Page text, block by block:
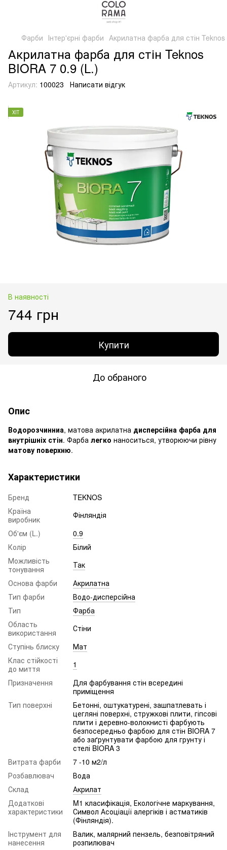
Фарби Інтер'єрні фарби Акрилатна фарба для стін
Акрилатна фарба для стін Teknos
BIORA 7 0.9 (L.)
Артикул: 100023 Написати відгук
ХІТ
В наявності
744 грн
Купити
До обраного
Опис
Водорозчинниа, матова акрилатна дисперсійна фарба для
внутрішніх стін. Фарба легко наноситься, утворюючи рівну
матову поверхню.
Характеристики
Бренд
TEKNOS
Країна
виробник
Фінляндія
Об'єм (L.)
0.9
Колір
Білий
Можливість
тонування
Так
Основа фарби
Акрилатна
Тип фарби
Водо-дисперсійна
Тип
Фарба
Область
використання
Стіни
Ступінь блиску
Мат
Клас стійкості
до миття
1
Призначення
Для фарбування стін всередині
приміщення
Тип поверхні
Бетонні, оштукатурені, зашпатлевать і
цегляні поверхні, стружкові плити, гіпсові
плити і деревно-волокнисті фарбують
безпосередньо фарбою для стін BIORA 7
або заґрунтувати фарбою для грунту і
стелі BIORA 3
Витрата фарби
7 -10 м2/л
Розбавлювач
Вода
Склад
Акрилат
Додаткові
характеристики
M1 класифікація, Екологічне маркування,
Символ Асоціації алергіків і астматиків
(Фінляндія).
Інструмент для
нанесення
Валик, малярний пензель, безповітряний
розпилювач